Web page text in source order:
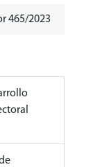
465/2023